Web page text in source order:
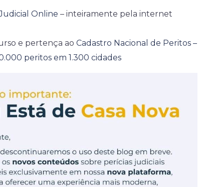
Online – inteiramente pela internet
e pertença ao Cadastro Nacional de Peritos –
peritos em 1.300 cidades